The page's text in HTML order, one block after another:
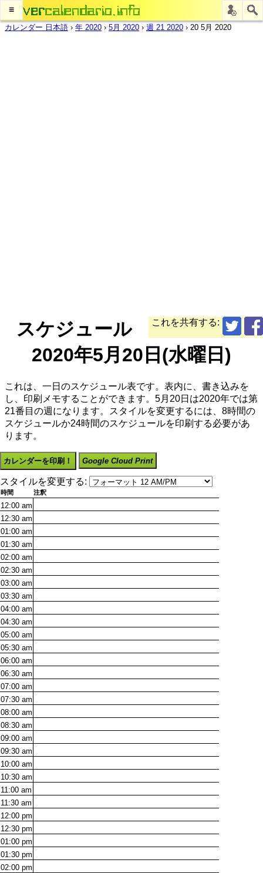
≡
カレンダー 日本語 › 年 2020 › 5月 2020 › 週 21 2020 › 20 5月 2020
これを共有する:
スケジュール
2020年5月20日(水曜日)
これは、一日のスケジュール表です。表内に、書き込みを
し、印刷メモすることができます。5月20日は2020年では第
21番目の週になります。スタイルを変更するには、8時間の
スケジュールか24時間のスケジュールを印刷する必要があ
ります。
カレンダーを印刷！ Google Cloud Print
スタイルを変更する:
時間 注釈
12:00 am
12:30 am
01:00 am
01:30 am
02:00 am
02:30 am
03:00 am
03:30 am
04:00 am
04:30 am
05:00 am
05:30 am
06:00 am
06:30 am
07:00 am
07:30 am
08:00 am
08:30 am
09:00 am
09:30 am
10:00 am
10:30 am
11:00 am
11:30 am
12:00 pm
12:30 pm
01:00 pm
01:30 pm
02:00 pm